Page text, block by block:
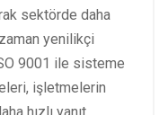
sektörde daha
yenilikçi
9001 ile sisteme
işletmelerin
hızlı yanıt